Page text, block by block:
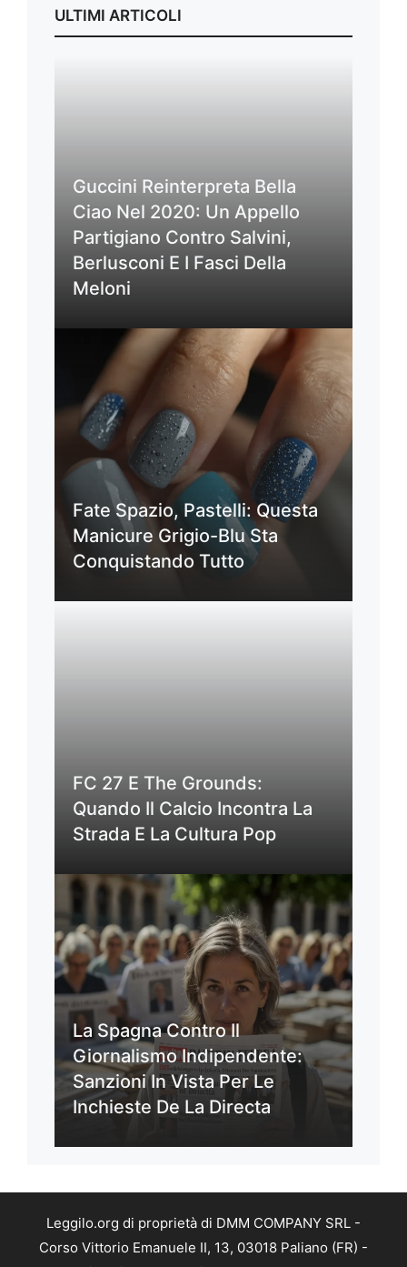
ULTIMI ARTICOLI
Guccini Reinterpreta Bella
Ciao Nel 2020: Un Appello
Partigiano Contro Salvini,
Berlusconi E I Fasci Della
Meloni
Fate Spazio, Pastelli: Questa
Manicure Grigio-Blu Sta
Conquistando Tutto
FC 27 E The Grounds:
Quando Il Calcio Incontra La
Strada E La Cultura Pop
La Spagna Contro Il
Giornalismo Indipendente:
Sanzioni In Vista Per Le
Inchieste De La Directa
Leggilo.org di proprietà di DMM COMPANY SRL -
Corso Vittorio Emanuele II, 13, 03018 Paliano (FR) -